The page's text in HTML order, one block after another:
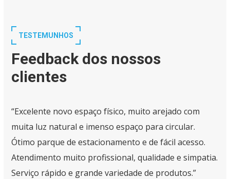
TESTEMUNHOS
Feedback dos nossos
clientes
“Excelente novo espaço físico, muito arejado com
muita luz natural e imenso espaço para circular.
Ótimo parque de estacionamento e de fácil acesso.
Atendimento muito profissional, qualidade e simpatia.
Serviço rápido e grande variedade de produtos.”